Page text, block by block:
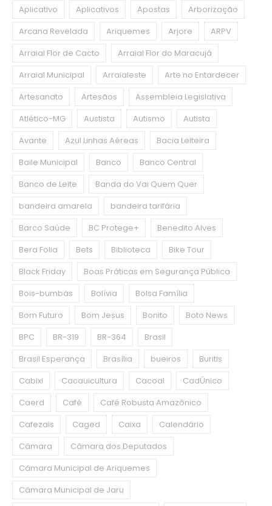
Aplicativo
Aplicativos Apostas
Arborização
Arcana Revelada
Ariquemes Arjore
ARPV
Arraial Flor de Cacto
Arraial Flor do Maracujá
Arraial Municipal
Arraialeste
Arte no Entardecer
Artesanato
Artesãos
Assembleia Legislativa
Atlético-MG
Austista Autismo
Autista
Avante
Azul Linhas Aéreas
Bacia Leiteira
Baile Municipal
Banco
Banco Central
Banco de Leite
Banda do Vai Quem Quer
bandeira amarela
bandeira tarifária
Barco Saúde
BC Protege+
Benedito Alves
Bera Folia
Bets Biblioteca
Bike Tour
Black Friday
Boas Práticas em Segurança Pública
Bois-bumbás
Bolívia
Bolsa Família
Bom Futuro
Bom Jesus Bonito
Boto News
BPC
BR-319 BR-364
Brasil
Brasil Esperança
Brasília bueiros
Buritis
Cabixi
Cacauicultura Cacoal
CadÚnico
Caerd
Café
Café Robusta Amazônico
Cafezais
Caged Caixa
Calendário
Câmara
Câmara dos Deputados
Câmara Municipal de Ariquemes
Câmara Municipal de Jaru